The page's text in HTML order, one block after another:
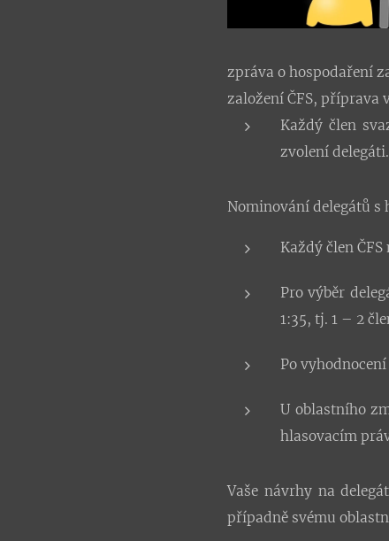
zpráva o hospodaření
založení ČFS, příprava
Každý člen
zvolení delegáti.
Nominování delegátů s
Každý člen
Pro výběr
1:35, tj. 1 – 2
Po
U oblastního
hlasovacím
Vaše návrhy na
případně svému